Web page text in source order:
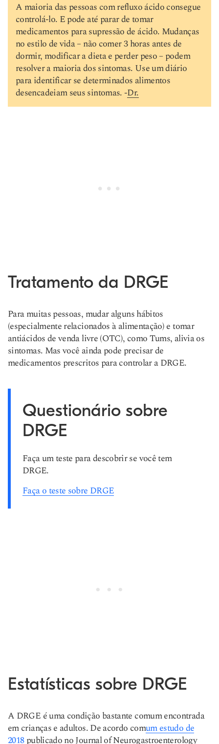
A maioria das pessoas com refluxo ácido consegue
controlá-lo. E pode até parar de tomar
medicamentos para supressão de ácido. Mudanças
no estilo de vida – não comer 3 horas antes de
dormir, modificar a dieta e perder peso – podem
resolver a maioria dos sintomas. Use um diário
para identificar se determinados alimentos
desencadeiam seus sintomas. -Dr.
Tratamento da DRGE
Para muitas pessoas, mudar alguns hábitos
(especialmente relacionados à alimentação) e tomar
antiácidos de venda livre (OTC), como Tums, alivia os
sintomas. Mas você ainda pode precisar de
medicamentos prescritos para controlar a DRGE.
Questionário sobre
DRGE
Faça um teste para descobrir se você tem
DRGE.
Faça o teste sobre DRGE
Estatísticas sobre DRGE
A DRGE é uma condição bastante comum encontrada
em crianças e adultos. De acordo comum estudo de
2018publicado no Journal of Neurogastroenterology